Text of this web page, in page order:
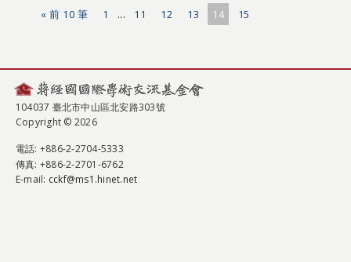
« 前 10 筆 1 ... 11 12 13 14 15
104037 臺北市中山區北安路303號
Copyright © 2026
電話: +886-2-2704-5333
傳真: +886-2-2701-6762
E-mail: cckf@ms1.hinet.net